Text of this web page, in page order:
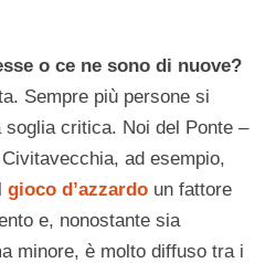
o ce ne sono di nuove?
Sempre più persone si
critica. Noi del Ponte –
ad esempio,
gioco d’azzardo un fattore
e, nonostante sia
minore, è molto diffuso tra i